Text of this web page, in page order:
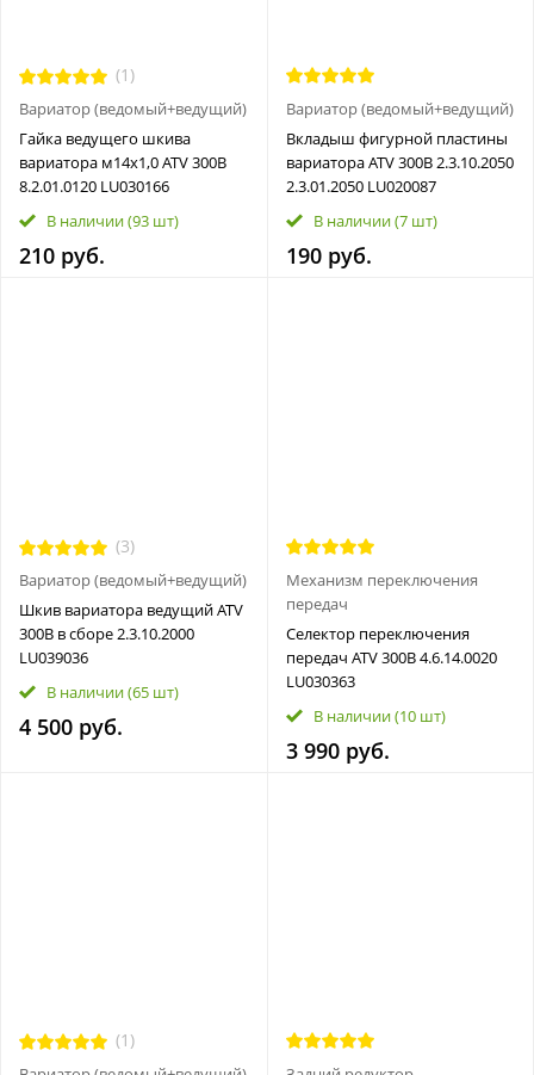
(1)
Вариатор (ведомый+ведущий)
Гайка ведущего шкива
вариатора м14x1,0 ATV 300B
8.2.01.0120 LU030166
В наличии(93 шт)
210 руб.
Вариатор (ведомый+ведущий)
Вкладыш фигурной пластины
вариатора ATV 300B 2.3.10.2050
2.3.01.2050 LU020087
В наличии(7 шт)
190 руб.
(3)
Вариатор (ведомый+ведущий)
Шкив вариатора ведущий ATV
300B в сборе 2.3.10.2000
LU039036
В наличии(65 шт)
4 500 руб.
Механизм переключения
передач
Селектор переключения
передач ATV 300B 4.6.14.0020
LU030363
В наличии(10 шт)
3 990 руб.
(1)